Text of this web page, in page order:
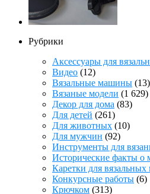
Рубрики
Аксессуары для
Видео (12)
Вязальные машины (13)
Вязаные модели (1 629)
Декор для дома (83)
Для детей (261)
Для животных (10)
Для мужчин (92)
Инструменты для
Исторические факты о
Каретки для
Конкурсные работы (6)
Крючком (313)